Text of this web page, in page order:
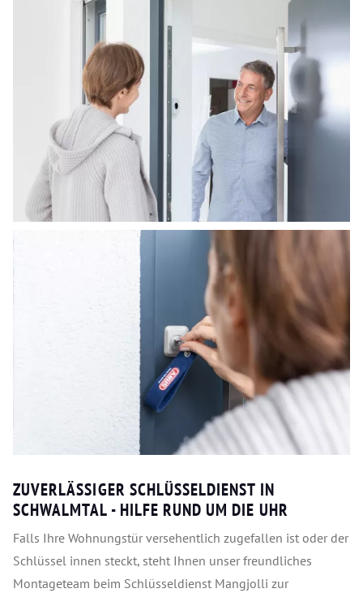
ZUVERLÄSSIGER SCHLÜSSELDIENST IN
SCHWALMTAL - HILFE RUND UM DIE UHR
Falls Ihre Wohnungstür versehentlich zugefallen ist oder der
Schlüssel innen steckt, steht Ihnen unser freundliches
Montageteam beim Schlüsseldienst Mangjolli zur